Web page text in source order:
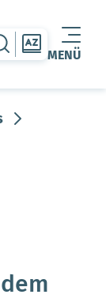
MENÜ
leer
Suche-Seite
zur